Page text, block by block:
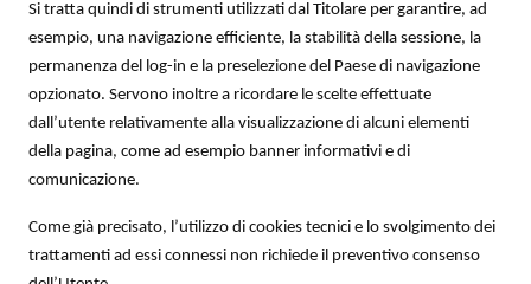
Si tratta quindi di strumenti utilizzati dal Titolare per garantire, ad
esempio, una navigazione efficiente, la stabilità della sessione, la
permanenza del log-in e la preselezione del Paese di navigazione
opzionato. Servono inoltre a ricordare le scelte effettuate
dall’utente relativamente alla visualizzazione di alcuni elementi
della pagina, come ad esempio banner informativi e di
comunicazione.
Come già precisato, l’utilizzo di cookies tecnici e lo svolgimento dei
trattamenti ad essi connessi non richiede il preventivo consenso